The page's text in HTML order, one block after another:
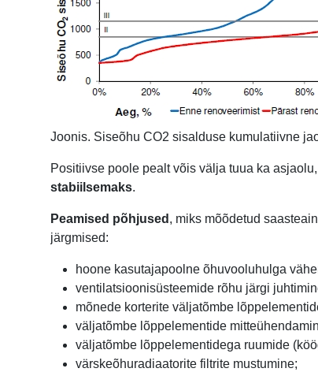
Joonis. Siseõhu CO2 sisalduse kumulatiivne
Positiivse poole pealt võis välja tuua ka
stabiilsemaks.
Peamised põhjused , miks mõõdetud
järgmised:
hoone kasutajapoolne õhuvooluhulga
ventilatsioonisüsteemide rõhu järgi
mõnede korterite väljatõmbe
väljatõmbe lõppelementide
väljatõmbe lõppelementidega ruumide
värskeõhuradiaatorite filtrite mustumine;